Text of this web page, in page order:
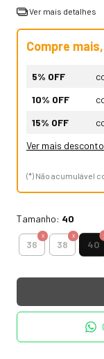
Ver mais detalhes
Compre
5% OFF
10% OFF
15% OFF
Ver mais
(*) Não acumulável
Tamanho: 40
36 38 40